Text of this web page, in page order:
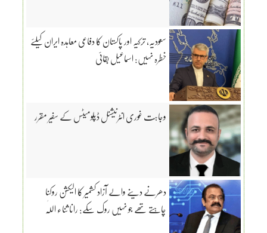
سعودیہ، ترکیہ اور پاکستان کا دفاعی معاہدہ ایران کیلئے
خطرہ نہیں: اسماعیل بقائی
وجاہت غوری انٹرنیشنل ڈپلومیٹس کے سفیر مقرر
دھرنے دینے والے آزاد کشمیر کا الیکشن روکنا
چاہتے تھے جو نہیں روک سکے: رانا ثناء اللّٰہ